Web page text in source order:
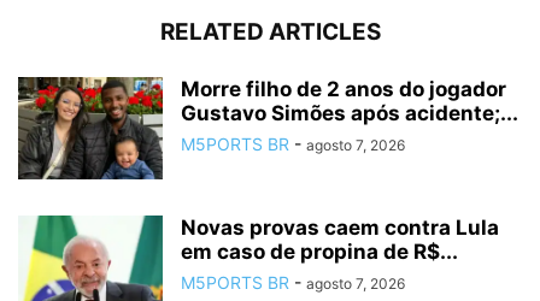
RELATED ARTICLES
Morre filho de 2 anos do jogador
Gustavo Simões após acidente;...
M5PORTS BR - agosto 7, 2026
Novas provas caem contra Lula
em caso de propina de R$...
M5PORTS BR - agosto 7, 2026